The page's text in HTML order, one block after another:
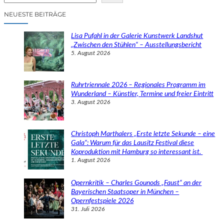
NEUESTE BEITRÄGE
Lisa Pufahl in der Galerie Kunstwerk Landshut
„Zwischen den Stühlen“ – Ausstellungsbericht
5. August 2026
Ruhrtriennale 2026 – Regionales Programm im
Wunderland – Künstler, Termine und freier Eintritt
3. August 2026
Christoph Marthalers „Erste letzte Sekunde – eine
Gala“: Warum für das Lausitz Festival diese
Koproduktion mit Hamburg so interessant ist.
1. August 2026
Opernkritik – Charles Gounods „Faust“ an der
Bayerischen Staatsoper in München –
Opernfestspiele 2026
31. Juli 2026